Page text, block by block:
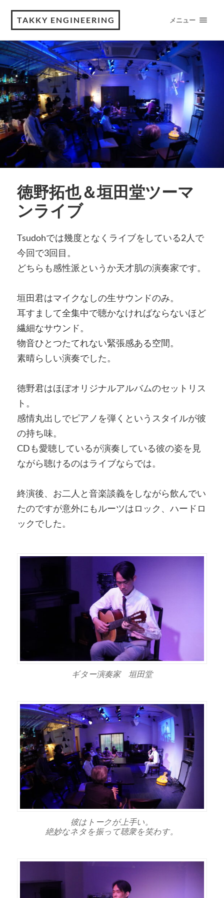
TAKKY ENGINEERING メニュー
徳野拓也＆垣田堂ツーマ
ンライブ
Tsudohでは幾度となくライブをしている2人で
今回で3回目。
どちらも感性派というか天才肌の演奏家です。
垣田君はマイクなしの生サウンドのみ。
耳すまして全集中で聴かなければならないほど
繊細なサウンド。
物音ひとつたてれない緊張感ある空間。
素晴らしい演奏でした。
徳野君はほぼオリジナルアルバムのセットリス
ト。
感情丸出しでピアノを弾くというスタイルが彼
の持ち味。
CDも愛聴しているが演奏している彼の姿を見
ながら聴けるのはライブならでは。
終演後、お二人と音楽談義をしながら飲んでい
たのですが意外にもルーツはロック、ハードロ
ックでした。
ギター演奏家 垣田堂
彼はトークが上手い。
絶妙なネタを振って聴衆を笑わす。